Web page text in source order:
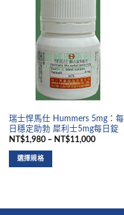
瑞士悍馬仕 Hummers 5mg：每
日穩定助勃 犀利士5mg每日錠
NT$1,980 – NT$11,000
選擇規格